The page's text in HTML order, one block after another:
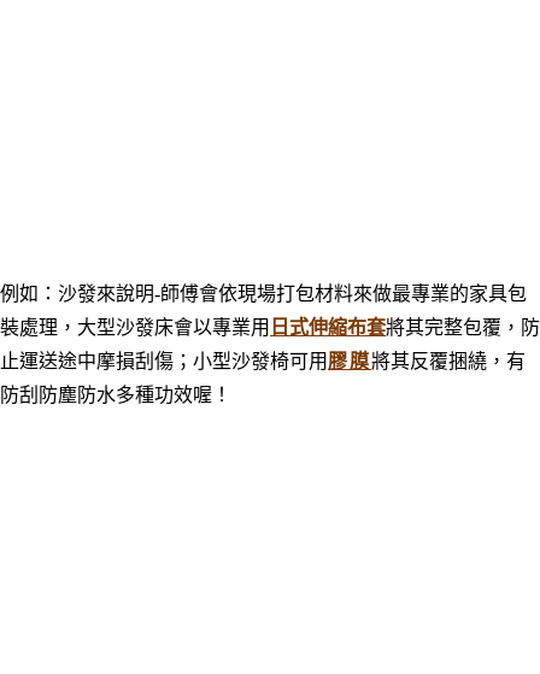
例如： 沙發來說明-師傅會依現場打包材料來做最專業的家具包
裝處理，大型沙發床會以專業用 日式伸縮布套將其完整包覆，防
止運送途中摩損刮傷；小型沙發椅可用 膠膜將其反覆捆繞，有
防刮防塵防水多種功效喔！